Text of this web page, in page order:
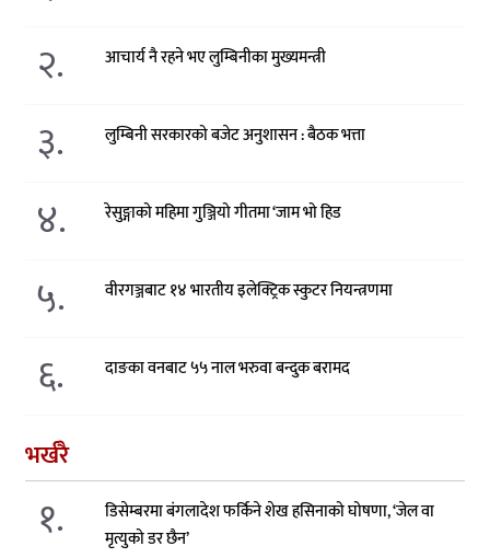
२. आचार्य नै रहने भए लुम्बिनीका मुख्यमन्त्री
३. लुम्बिनी सरकारको बजेट अनुशासन : बैठक भत्ता
४. रेसुङ्गाको महिमा गुञ्जियो गीतमा ‘जाम भो हिड
५. वीरगञ्जबाट १४ भारतीय इलेक्ट्रिक स्कुटर नियन्त्रणमा
६. दाङका वनबाट ५५ नाल भरुवा बन्दुक बरामद
भर्खरै
१.
डिसेम्बरमा बंगलादेश फर्किने शेख हसिनाको घोषणा, ‘जेल वा
मृत्युको डर छैन’